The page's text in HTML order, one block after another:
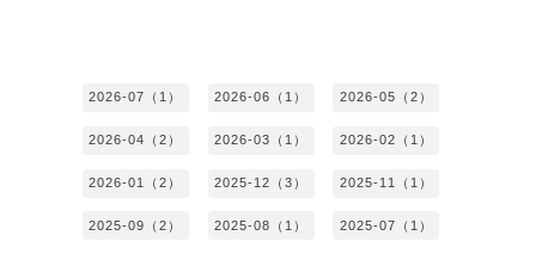
2026-07（1） 2026-06（1） 2026-05（2）
2026-04（2） 2026-03（1） 2026-02（1）
2026-01（2） 2025-12（3） 2025-11（1）
2025-09（2） 2025-08（1） 2025-07（1）